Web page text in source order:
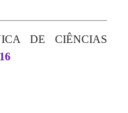
DE CIÊNCIAS